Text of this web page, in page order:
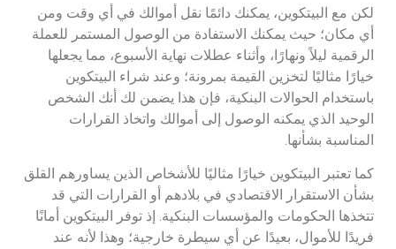
لكن مع البيتكوين، يمكنك دائمًا نقل أموالك في أي وقت ومن
أي مكان؛ حيث يمكنك الاستفادة من الوصول المستمر للعملة
الرقمية ليلاً ونهارًا، وأثناء عطلات نهاية الأسبوع، مما يجعلها
خيارًا مثاليًا لتخزين القيمة بمرونة؛ وعند شراء البيتكوين
باستخدام الحوالات البنكية، فإن هذا يضمن لك أنك الشخص
الوحيد الذي يمكنه الوصول إلى أموالك واتخاذ القرارات
المناسبة بشأنها.
كما تعتبر البيتكوين خيارًا مثاليًا للأشخاص الذين يساورهم القلق
بشأن الاستقرار الاقتصادي في بلادهم أو القرارات التي قد
تتخذها الحكومات والمؤسسات البنكية. إذ توفر البيتكوين أمانًا
فريدًا للأموال، بعيدًا عن أي سيطرة خارجية؛ وهذا لأنه عند